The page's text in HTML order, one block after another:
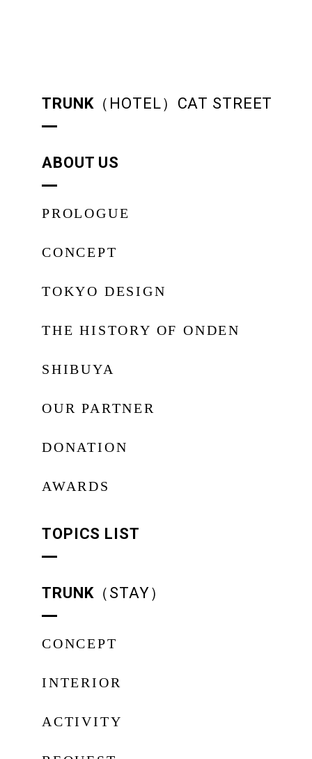
TRUNK（HOTEL）CAT STREET
ABOUT US
PROLOGUE
CONCEPT
TOKYO DESIGN
THE HISTORY OF ONDEN
SHIBUYA
OUR PARTNER
DONATION
AWARDS
TOPICS LIST
TRUNK（STAY）
CONCEPT
INTERIOR
ACTIVITY